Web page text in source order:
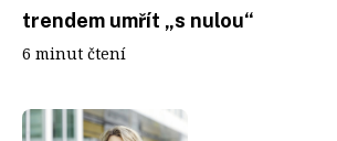
trendem umřít „s nulou“
6 minut čtení